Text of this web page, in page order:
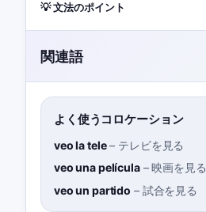
💡 文法のポイント
関連語
よく使うコロケーション
veo la tele– テレビを見る
veo una película–映画を見る
veo un partido – 試合を見る